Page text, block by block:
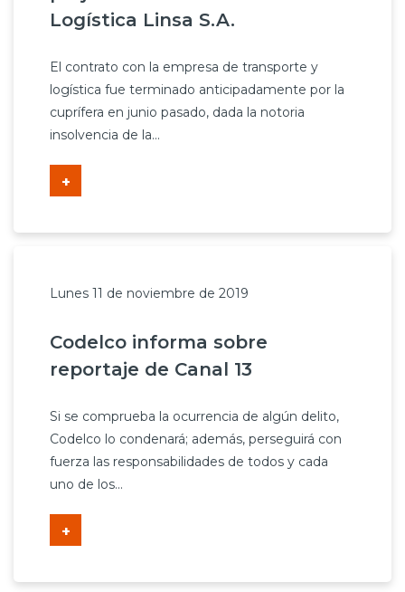
Logística Linsa S.A.
El contrato con la empresa de transporte y
logística fue terminado anticipadamente por la
cuprífera en junio pasado, dada la notoria
insolvencia de la...
+
Lunes 11 de noviembre de 2019
Codelco informa sobre
reportaje de Canal 13
Si se comprueba la ocurrencia de algún delito,
Codelco lo condenará; además, perseguirá con
fuerza las responsabilidades de todos y cada
uno de los...
+